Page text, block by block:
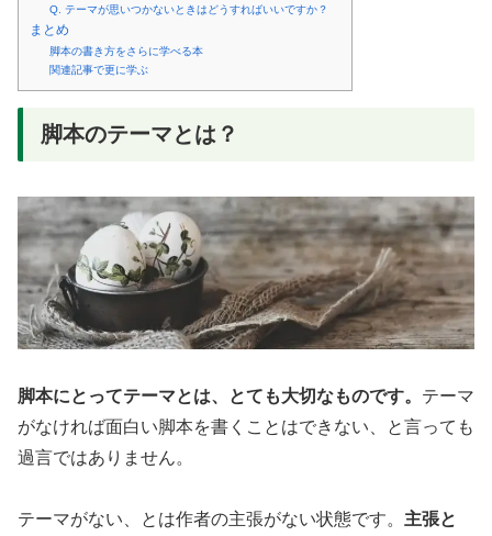
Q. テーマが思いつかないときはどうすればいいですか？
まとめ
脚本の書き方をさらに学べる本
関連記事で更に学ぶ
脚本のテーマとは？
脚本にとってテーマとは、とても大切なものです。 テーマ
がなければ面白い脚本を書くことはできない、と言っても
過言ではありません。
テーマがない、とは作者の主張がない状態です。 主張と